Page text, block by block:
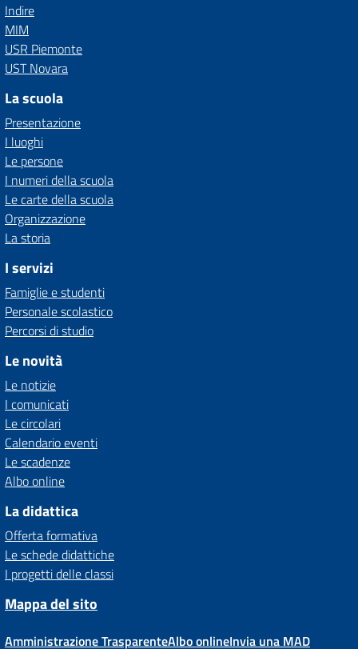
Indire
MIM
USR Piemonte
UST Novara
La scuola
Presentazione
I luoghi
Le persone
I numeri della scuola
Le carte della scuola
Organizzazione
La storia
I servizi
Famiglie e studenti
Personale scolastico
Percorsi di studio
Le novità
Le notizie
I comunicati
Le circolari
Calendario eventi
Le scadenze
Albo online
La didattica
Offerta formativa
Le schede didattiche
I progetti delle classi
Mappa del sito
Amministrazione TrasparenteAlbo onlineInvia una MAD